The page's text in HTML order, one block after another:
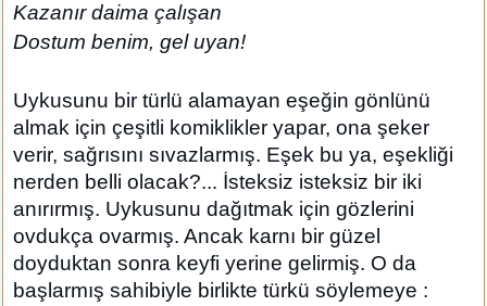
Kazanır daima çalışan
Dostum benim, gel uyan!
Uykusunu bir türlü alamayan eşeğin gönlünü
almak için çeşitli komiklikler yapar, ona şeker
verir, sağrısını sıvazlarmış. Eşek bu ya, eşekliği
nerden belli olacak?... İsteksiz isteksiz bir iki
anırırmış. Uykusunu dağıtmak için gözlerini
ovdukça ovarmış. Ancak karnı bir güzel
doyduktan sonra keyfi yerine gelirmiş. O da
başlarmış sahibiyle birlikte türkü söylemeye :